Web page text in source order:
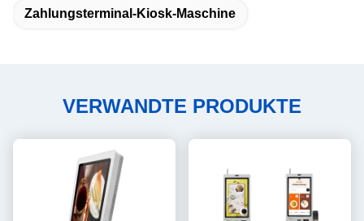
Zahlungsterminal-Kiosk-Maschine
VERWANDTE PRODUKTE